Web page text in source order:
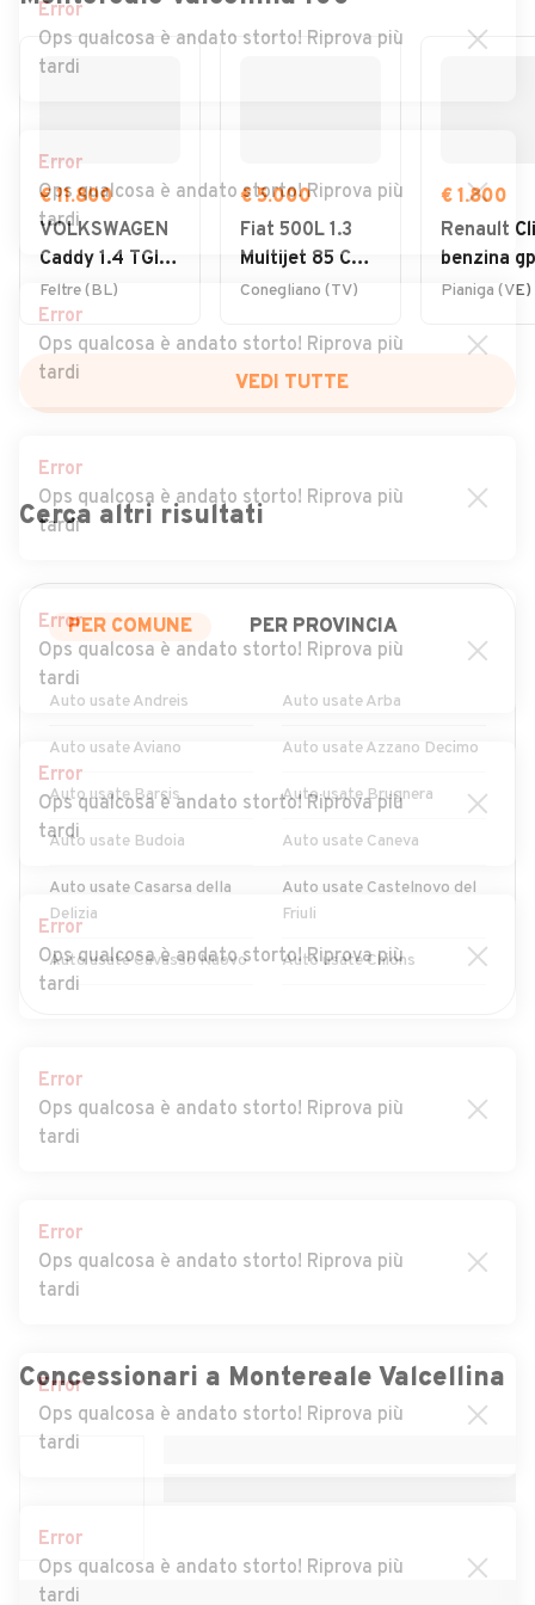
€ 11.800
VOLKSWAGEN
Caddy 1.4 TGI
Furgone
Business
Feltre (BL)
€ 5.000
Fiat 500L 1.3
Multijet 85 CV
Lounge
Conegliano (TV)
€ 1.800
Renault
benzina
2008
Pianiga (VE)
VEDI TUTTE
Cerca altri risultati
PER COMUNE PER PROVINCIA
Auto usate Andreis Auto usate Arba
Auto usate Aviano Auto usate Azzano Decimo
Auto usate Barcis Auto usate Brugnera
Auto usate Budoia Auto usate Caneva
Auto usate Casarsa della
Delizia
Auto usate Castelnovo del
Friuli
Auto usate Cavasso Nuovo Auto usate Chions
Auto usate Cordovado Auto usate Erto e Casso
Auto usate Maniago Auto usate Meduno
Auto usate Pinzano al
Tagliamento
Auto usate Polcenigo
Auto usate Pravisdomini
Piano
Concessionari aMontereale Valcellina
Error
Ops qualcosa è andato storto! Riprova più
tardi
Error
Ops qualcosa è andato storto! Riprova più
tardi
Error
Ops qualcosa è andato storto! Riprova più
tardi
Error
Ops qualcosa è andato storto! Riprova più
tardi
Error
Ops qualcosa è andato storto! Riprova più
tardi
Error
Ops qualcosa è andato storto! Riprova più
tardi
Error
Ops qualcosa è andato storto! Riprova più
tardi
Error
Ops qualcosa è andato storto! Riprova più
tardi
Error
Ops qualcosa è andato storto! Riprova più
tardi
Error
Ops qualcosa è andato storto! Riprova più
tardi
Error
Ops qualcosa è andato storto! Riprova più
tardi